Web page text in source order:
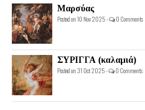
Μαρσύας
Posted on 10 Nov 2025 - 0 Comments
ΣΥΡΙΓΓΑ (καλαμιά)
Posted on 31 Oct 2025 - 0 Comments